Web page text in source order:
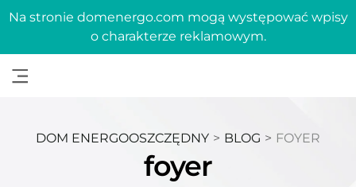
Na stronie domenergo.com mogą występować wpisy
o charakterze reklamowym.
DOM ENERGOOSZCZĘDNY > BLOG > FOYER
foyer